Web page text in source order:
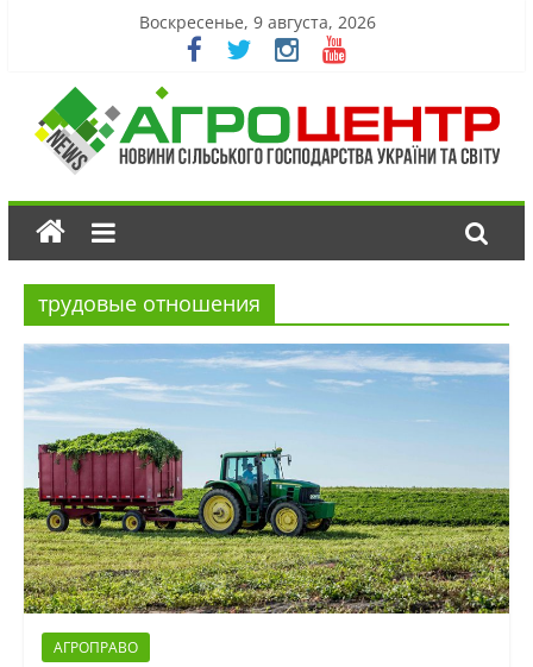
Воскресенье, 9 августа, 2026
трудовые отношения
АГРОПРАВО